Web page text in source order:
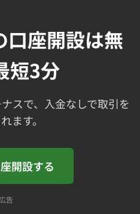
座開設は無
短3分
スで、入金なしで取引を
ます。
開設する
広告